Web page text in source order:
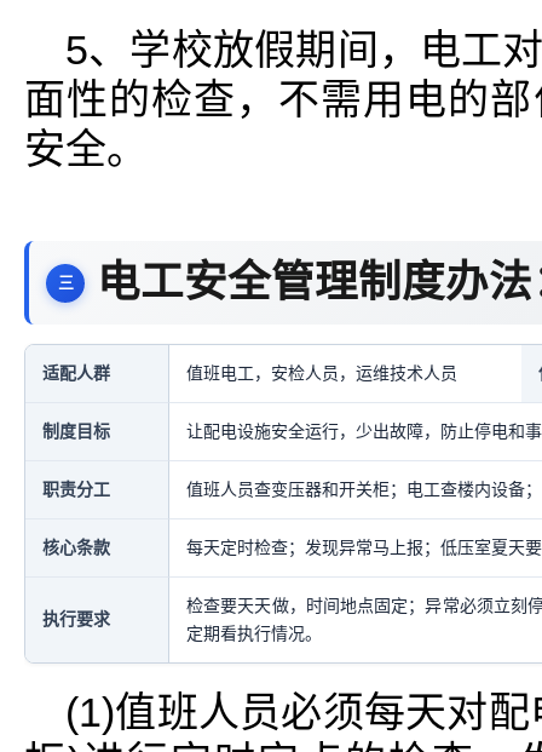
5、学校放假期间，电工
面性的检查，不需用电的
安全。
电工安全管理制度办
适配人群 值班电工，安检人员，运维技术人员
制度目标 让配电设施安全运行，少出故障，防止停电和
职责分工 值班人员查变压器和开关柜；电工查楼内设备
核心条款 每天定时检查；发现异常马上报；低压室夏天
执行要求
检查要天天做，时间地点固定；异常必须立刻
定期看执行情况。
(1)值班人员必须每天对